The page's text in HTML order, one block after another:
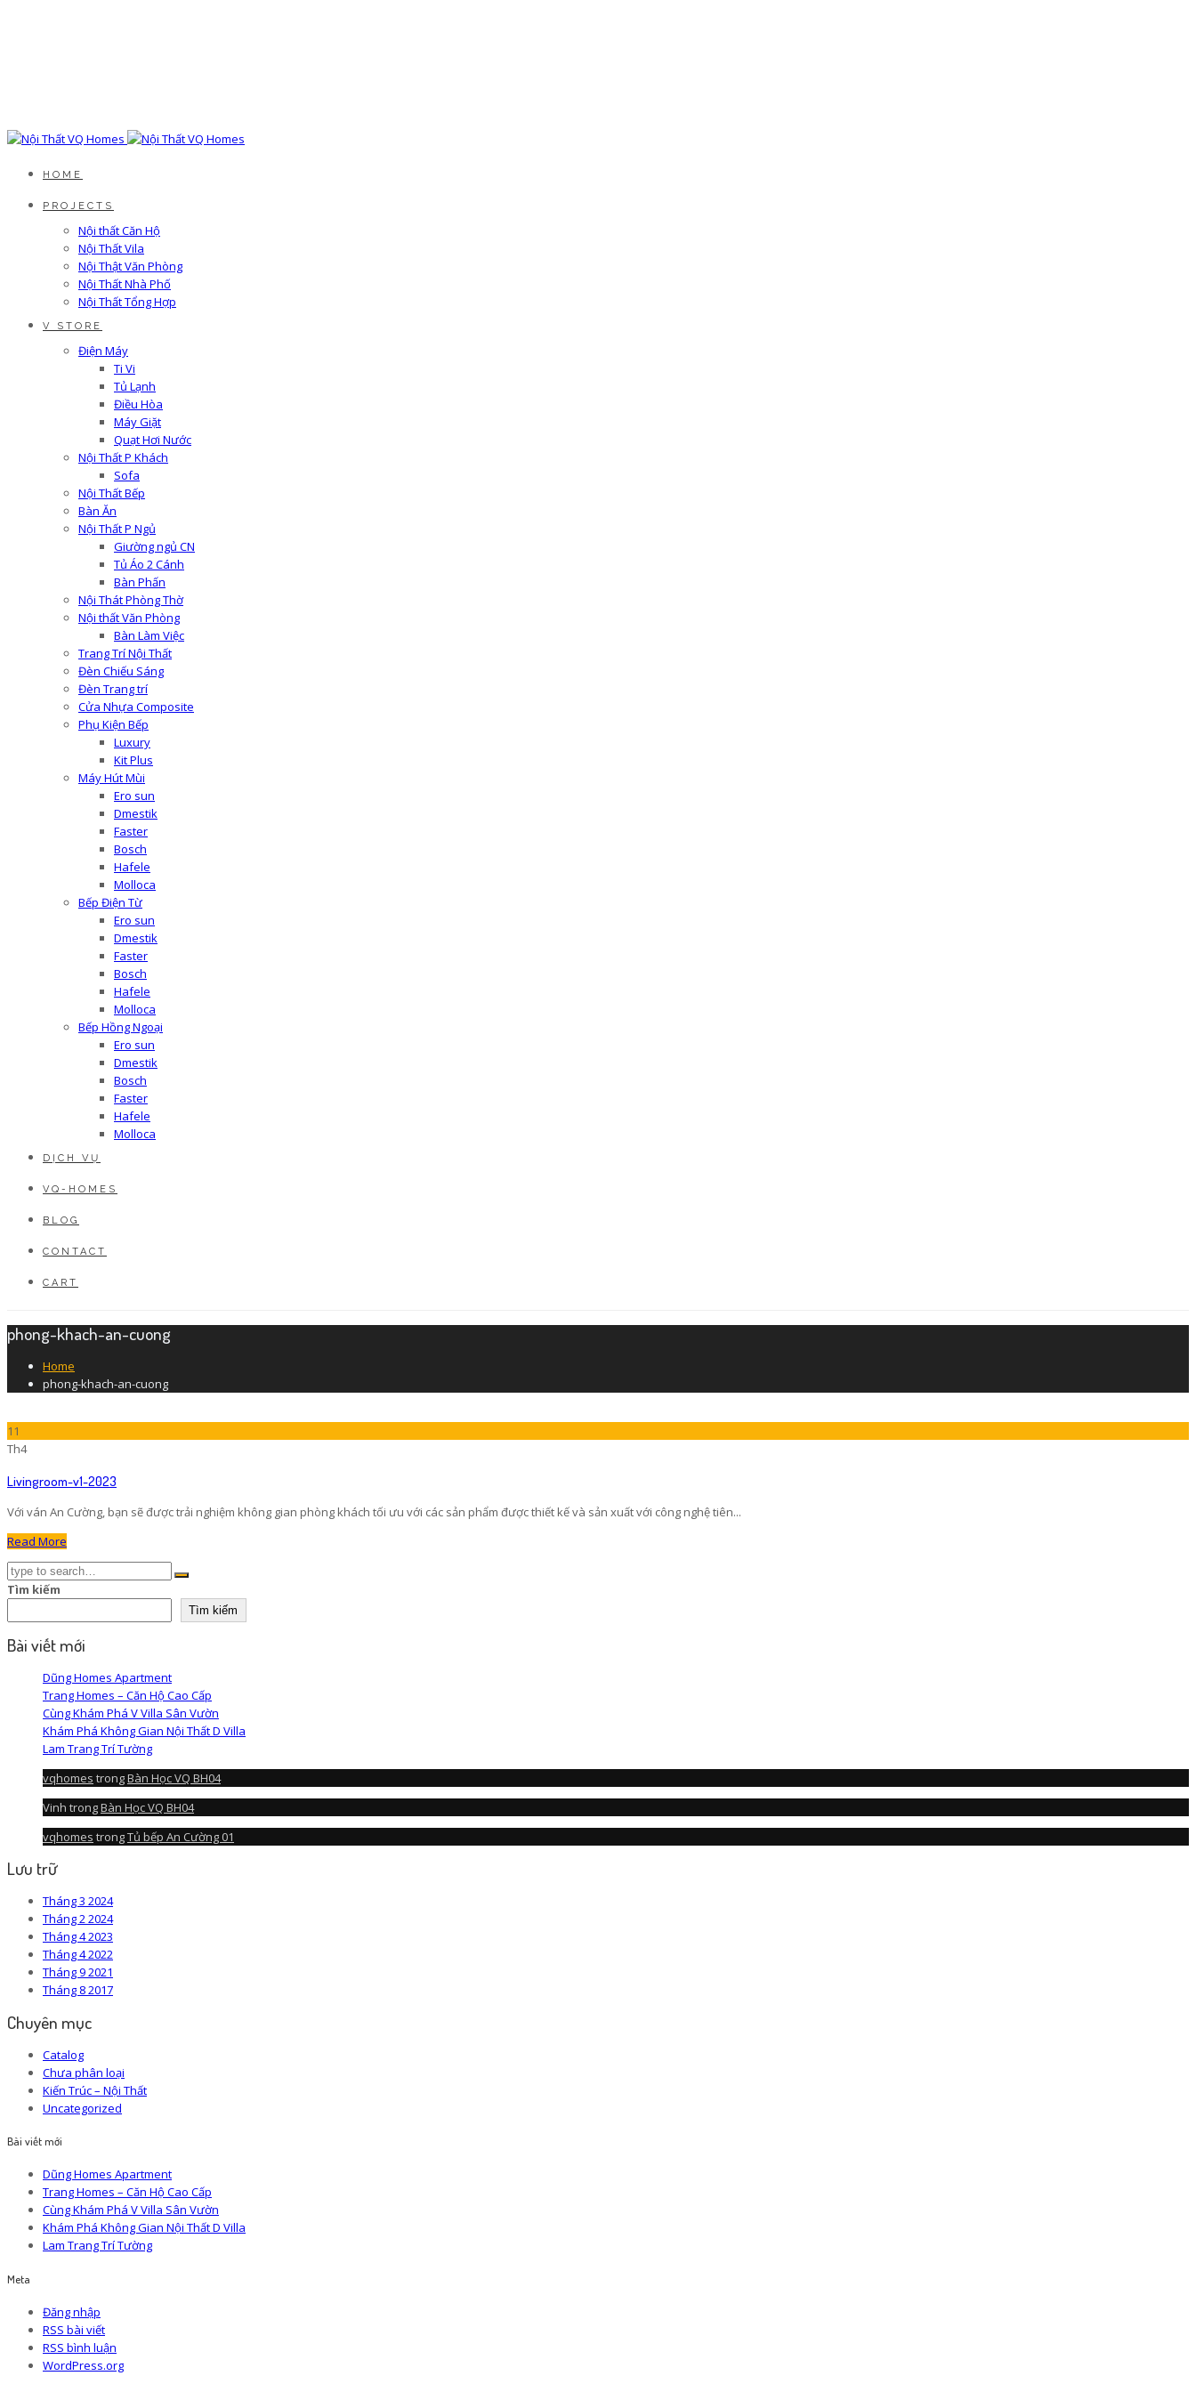
HOME
PROJECTS
Nội thất Căn Hộ
Nội Thất Vila
Nội Thật Văn Phòng
Nội Thất Nhà Phố
Nội Thất Tổng Hợp
V STORE
Điện Máy
Ti Vi
Tủ Lạnh
Điều Hòa
Máy Giặt
Quạt Hơi Nước
Nội Thất P Khách
Sofa
Nội Thất Bếp
Bàn Ăn
Nội Thất P Ngủ
Giường ngủ CN
Tủ Áo 2 Cánh
Bàn Phấn
Nội Thát Phòng Thờ
Nội thất Văn Phòng
Bàn Làm Việc
Trang Trí Nội Thất
Đèn Chiếu Sáng
Đèn Trang trí
Cửa Nhựa Composite
Phụ Kiện Bếp
Luxury
Kit Plus
Máy Hút Mùi
Ero sun
Dmestik
Faster
Bosch
Hafele
Molloca
Bếp Điện Từ
Ero sun
Dmestik
Faster
Bosch
Hafele
Molloca
Bếp Hồng Ngoại
Ero sun
Dmestik
Bosch
Faster
Hafele
Molloca
DỊCH VỤ
VQ-HOMES
BLOG
CONTACT
CART
phong-khach-an-cuong
Home
phong-khach-an-cuong
11
Th4
Livingroom-v1-2023
Với ván An Cường, bạn sẽ được trải nghiệm không gian phòng khách tối ưu với các sản phẩm được thiết kế và sản xuất với công nghệ tiên...
Read More
Tìm kiếm
Tìm kiếm
Bài viết mới
Dũng Homes Apartment
Trang Homes – Căn Hộ Cao Cấp
Cùng Khám Phá V Villa Sân Vườn
Khám Phá Không Gian Nội Thất D Villa
Lam Trang Trí Tường
vqhomes trongBàn Học VQ BH04
Vinh trongBàn Học VQ BH04
vqhomes trongTủ bếp An Cường 01
Lưu trữ
Tháng 3 2024
Tháng 2 2024
Tháng 4 2023
Tháng 4 2022
Tháng 9 2021
Tháng 8 2017
Chuyên mục
Catalog
Chưa phân loại
Kiến Trúc – Nội Thất
Uncategorized
Bài viết mới
Dũng Homes Apartment
Trang Homes – Căn Hộ Cao Cấp
Cùng Khám Phá V Villa Sân Vườn
Khám Phá Không Gian Nội Thất D Villa
Lam Trang Trí Tường
Meta
Đăng nhập
RSS bài viết
RSS bình luận
WordPress.org